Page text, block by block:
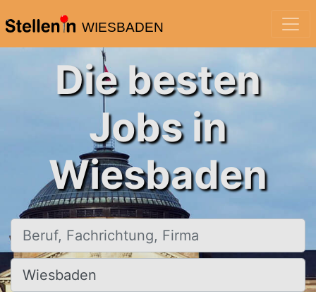
WIESBADEN
Die besten
Jobs in
Wiesbaden
Beruf, Fachrichtung, Firma
Ort, Stadt